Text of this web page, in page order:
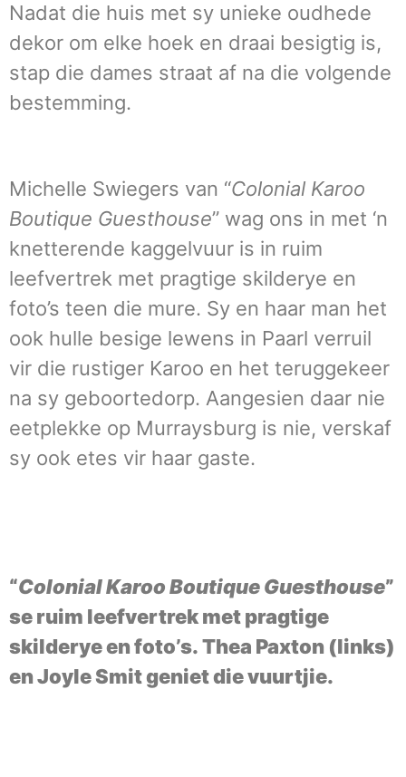
Nadat die huis met sy unieke oudhede
dekor om elke hoek en draai besigtig is,
stap die dames straat af na die volgende
bestemming.
Michelle Swiegers van “Colonial Karoo
Boutique Guesthouse” wag ons in met ‘n
knetterende kaggelvuur is in ruim
leefvertrek met pragtige skilderye en
foto’s teen die mure. Sy en haar man het
ook hulle besige lewens in Paarl verruil
vir die rustiger Karoo en het teruggekeer
na sy geboortedorp. Aangesien daar nie
eetplekke op Murraysburg is nie, verskaf
sy ook etes vir haar gaste.
“Colonial Karoo Boutique Guesthouse”
se ruim leefvertrek met pragtige
skilderye en foto’s.Thea Paxton (links)
en Joyle Smit geniet die vuurtjie.